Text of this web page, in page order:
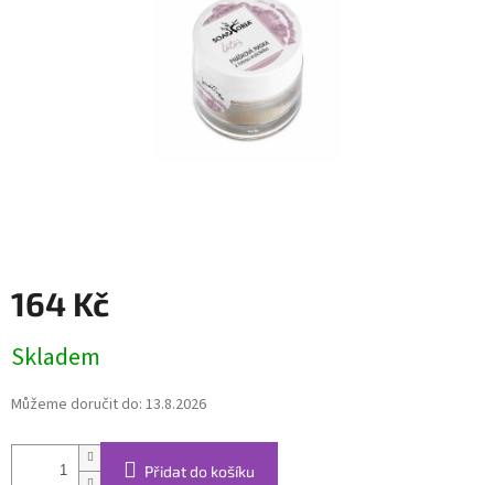
164 Kč
cena:
Skladem
Můžeme doručit do: 13.8.2026
Přidat do košíku